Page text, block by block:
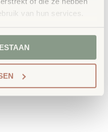
van hun services.